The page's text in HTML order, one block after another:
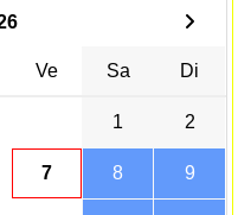
Ve Sa Di
1 2
7 8 9